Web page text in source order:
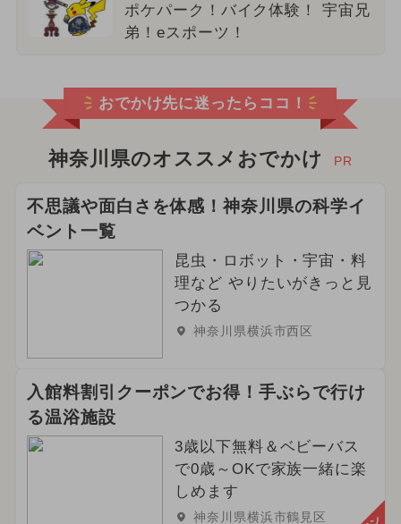
ポケパーク！バイク体験！ 宇宙兄
弟！eスポーツ！
おでかけ先に迷ったらココ！
神奈川県のオススメおでかけ PR
不思議や面白さを体感！神奈川県の科学イ
ベント一覧
昆虫・ロボット・宇宙・料
理など やりたいがきっと見
つかる
神奈川県横浜市西区
入館料割引クーポンでお得！手ぶらで行け
る温浴施設
3歳以下無料＆ベビーバス
で0歳～OKで家族一緒に楽
しめます
神奈川県横浜市鶴見区